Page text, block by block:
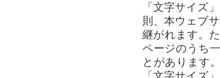
「文字サイズ
則、本ウェブ
継がれます。
ページのうち
とがあります